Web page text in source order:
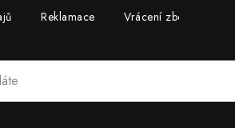
Reklamace Vrácení zboží